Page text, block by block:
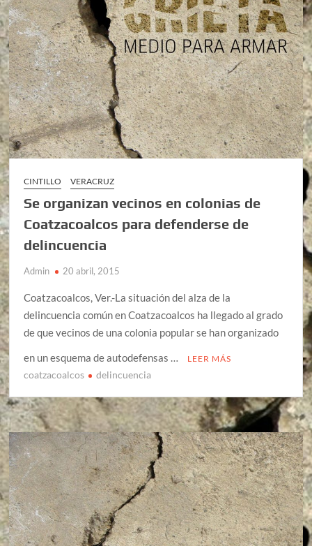
CINTILLO VERACRUZ
Se organizan vecinos en colonias de
Coatzacoalcos para defenderse de
delincuencia
Admin 20 abril, 2015
Coatzacoalcos, Ver.-La situación del alza de la
delincuencia común en Coatzacoalcos ha llegado al grado
de que vecinos de una colonia popular se han organizado
en un esquema de autodefensas …
LEER MÁS
coatzacoalcos delincuencia